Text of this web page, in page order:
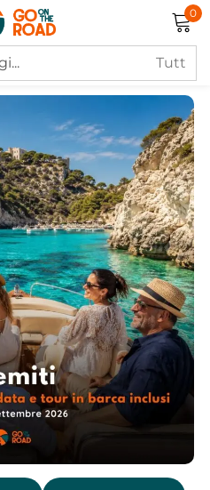
0
Hai perso la password?
in
account